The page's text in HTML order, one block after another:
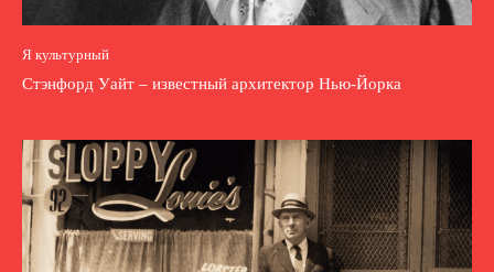
Я культурный
Стэнфорд Уайт – известный архитектор Нью-Йорка